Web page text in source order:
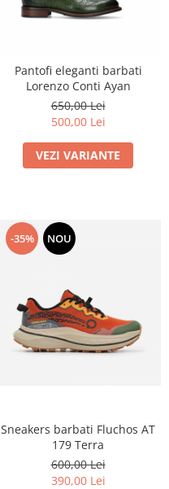
Pantofi eleganti barbati
Lorenzo Conti Ayan
650,00 Lei
500,00 Lei
VEZI VARIANTE
-35% NOU
Sneakers barbati Fluchos AT
179 Terra
600,00 Lei
390,00 Lei